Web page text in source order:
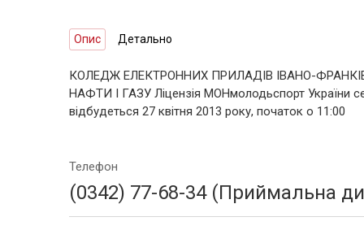
Опис Детально
КОЛЕДЖ ЕЛЕКТРОННИХ ПРИЛАДІВ ІВАНО-
НАФТИ І ГАЗУ Ліцензія МОНмолодьспорт України
відбудеться 27 квітня 2013 року, початок о 11:00
Телефон
(0342) 77-68-34 (Приймальна